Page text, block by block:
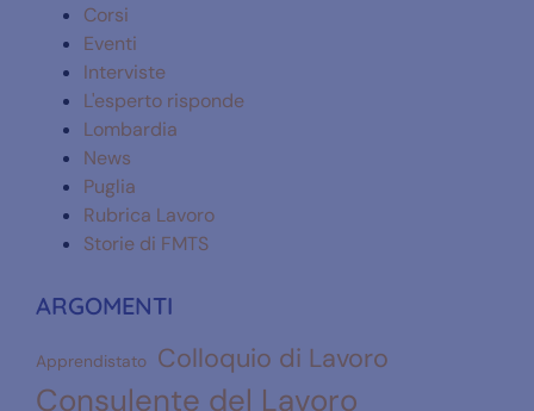
Corsi
Eventi
Interviste
L'esperto risponde
Lombardia
News
Puglia
Rubrica Lavoro
Storie di FMTS
ARGOMENTI
Apprendistato Colloquio di Lavoro
Consulente del Lavoro